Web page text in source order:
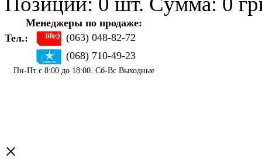
Менеджеры по продаже:
Тел.:
(063) 048-82-72
(068) 710-49-23
Пн-Пт с 8:00 до 18:00. Сб-Вс Выходные
×